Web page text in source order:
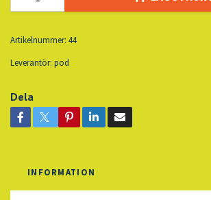
Artikelnummer: 44
Leverantör: pod
Dela
INFORMATION